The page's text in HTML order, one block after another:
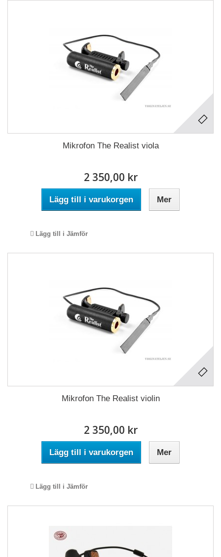
Mikrofon The Realist viola
2 350,00 kr
Lägg till i varukorgen Mer
Lägg till i Jämför
Mikrofon The Realist violin
2 350,00 kr
Lägg till i varukorgen Mer
Lägg till i Jämför